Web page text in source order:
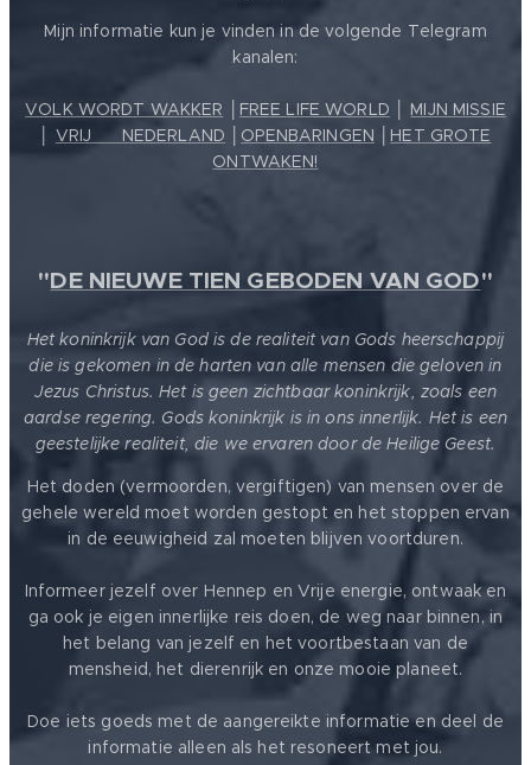
Mijn informatie kun je vinden in de volgende Telegram
kanalen:
VOLK WORDT WAKKER FREE LIFE WORLD
MIJN MISSIE
VRIJ ❤️ NEDERLAND OPENBARINGEN
HET GROTE
ONTWAKEN!
"DE NIEUWE TIEN GEBODEN VAN GOD"
Het koninkrijk van God is de realiteit van Gods heerschappij
die is gekomen in de harten van alle mensen die geloven in
Jezus Christus. Het is geen zichtbaar koninkrijk, zoals een
aardse regering. Gods koninkrijk is in ons innerlijk. Het is een
geestelijke realiteit, die we ervaren door de Heilige Geest.
Het doden (vermoorden, vergiftigen) van mensen over de
gehele wereld moet worden gestopt en het stoppen ervan
in de eeuwigheid zal moeten blijven voortduren.
Informeer jezelf over Hennep en Vrije energie, ontwaak en
ga ook je eigen innerlijke reis doen, de weg naar binnen, in
het belang van jezelf en het voortbestaan van de
mensheid, het dierenrijk en onze mooie planeet.
Doe iets goeds met de aangereikte informatie en deel de
informatie alleen als het resoneert met jou.